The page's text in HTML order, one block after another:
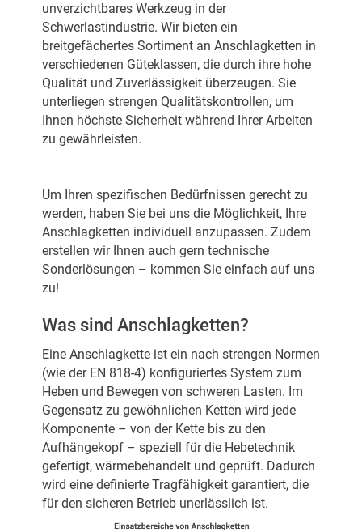
unverzichtbares Werkzeug in der
Schwerlastindustrie. Wir bieten ein
breitgefächertes Sortiment an Anschlagketten in
verschiedenen Güteklassen, die durch ihre hohe
Qualität und Zuverlässigkeit überzeugen. Sie
unterliegen strengen Qualitätskontrollen, um
Ihnen höchste Sicherheit während Ihrer Arbeiten
zu gewährleisten.
Um Ihren spezifischen Bedürfnissen gerecht zu
werden, haben Sie bei uns die Möglichkeit, Ihre
Anschlagketten individuell anzupassen. Zudem
erstellen wir Ihnen auch gern technische
Sonderlösungen – kommen Sie einfach auf uns
zu!
Was sind Anschlagketten?
Eine Anschlagkette ist ein nach strengen Normen
(wie der EN 818-4) konfiguriertes System zum
Heben und Bewegen von schweren Lasten. Im
Gegensatz zu gewöhnlichen Ketten wird jede
Komponente – von der Kette bis zu den
Aufhängekopf – speziell für die Hebetechnik
gefertigt, wärmebehandelt und geprüft. Dadurch
wird eine definierte Tragfähigkeit garantiert, die
für den sicheren Betrieb unerlässlich ist.